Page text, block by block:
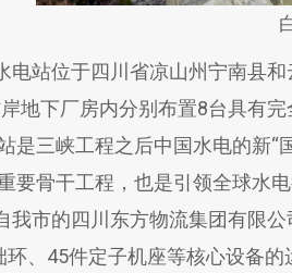
站位于四川省凉山州宁南县和
地下厂房内分别布置8台具有
是三峡工程之后中国水电的新
要骨干工程，也是引领全球水
市的四川东方物流集团有限公
、45件定子机座等核心设备的